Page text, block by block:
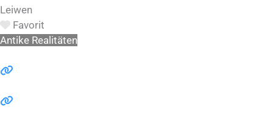
Leiwen
Favorit
Antike Realitäten